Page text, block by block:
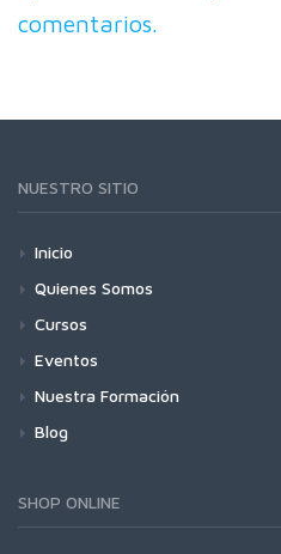
comentarios.
NUESTRO SITIO
Inicio
Quienes Somos
Cursos
Eventos
Nuestra Formación
Blog
SHOP ONLINE